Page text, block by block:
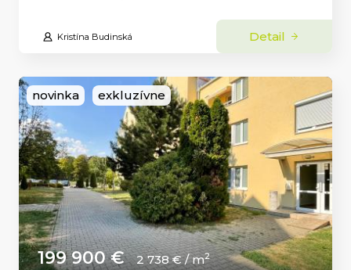
Kristína Budinská Detail
novinka exkluzívne
199 900 € 2 738 € / m2